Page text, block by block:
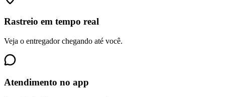
Rastreio em tempo real
Veja o entregador chegando até você.
Atendimento no app